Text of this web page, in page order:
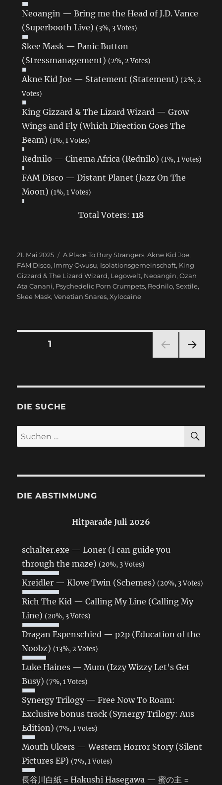
Neoangin — Bring me the Head of J.D. Vance
(Superbooth Live) (3%, 3 Votes)
Skee Mask — Panic Button
(Stressmanagement) (2%, 2 Votes)
Akne Kid Joe — Statement (Statement) (2%, 2
Votes)
King Gizzard & The Lizard Wizard — Grow
Wings and Fly (Which Direction Goes The
Beam) (1%, 1 Votes)
Rednilo — Cinema Africa (Rednilo) (1%, 1 Votes)
FAM Disco — Distant Planet (Jazz On The
Moon) (1%, 1 Votes)
Total Voters: 118
Veröffentlicht
am
21. Mai 2025 Schlagwörter
A Place To Bury Strangers,Akne Kid Joe,
FAM Disco, Immy Owusu, Isolationsgemeinschaft, King
Gizzard & The Lizard Wizard, Legowelt, Neoangin,Ozan
Ata Canani, Psychedelic Porn Crumpets, Rednilo,Sextile,
Skee Mask,Venetian Snares,Xylocaine
Seitennummerierung
Beiträge
1
E
DIE SUCHE
Suchen
nach:
DIE ABSTIMMUNG
Hitparade Juli 2026
schalter.exe — Loner (I can guide you
through the maze) (20%, 3 Votes)
Kreidler — Klove Twin (Schemes) (20%, 3 Votes)
Rich The Kid — Calling My Line (Calling My
Line) (20%, 3 Votes)
Dragan Espenschied — p2p (Education of the
Noobz) (13%, 2 Votes)
Luke Haines — Mum (Izzy Wizzy Let's Get
Busy) (7%, 1 Votes)
Synergy Trilogy — Free Now To Roam:
Exclusive bonus track (Synergy Trilogy: Aus
Edition) (7%, 1 Votes)
Mouth Ulcers — Western Horror Story (Silent
Pictures EP) (7%, 1 Votes)
長谷川白紙 = Hakushi Hasegawa — 蜜の主 =